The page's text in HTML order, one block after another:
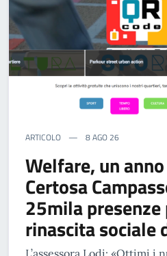
ARTICOLO 8 AGO 26
Welfare, un
Certosa
25mila presenze
rinascita sociale
L’assessora Lodi: «Ottimi i